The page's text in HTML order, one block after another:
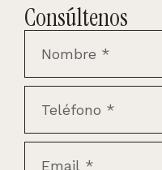
Consúltenos